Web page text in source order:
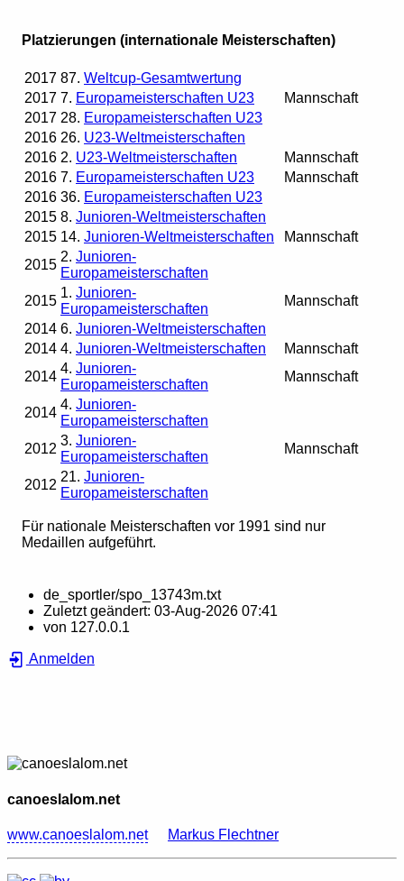
Platzierungen (internationale Meisterschaften)
2017 87. Weltcup-Gesamtwertung
2017 7. Europameisterschaften U23
Mannschaft
2017 28. Europameisterschaften U23
2016 26. U23-Weltmeisterschaften
2016 2. U23-Weltmeisterschaften
Mannschaft
2016 7. Europameisterschaften U23
Mannschaft
2016 36. Europameisterschaften U23
2015 8. Junioren-Weltmeisterschaften
2015 14. Junioren-Weltmeisterschaften
Mannschaft
2015
2. Junioren-
Europameisterschaften
2015
1. Junioren-
Europameisterschaften
Mannschaft
2014 6. Junioren-Weltmeisterschaften
2014 4. Junioren-Weltmeisterschaften
Mannschaft
2014
4. Junioren-
Europameisterschaften
Mannschaft
2014
4. Junioren-
Europameisterschaften
2012
3. Junioren-
Europameisterschaften
Mannschaft
2012
21. Junioren-
Europameisterschaften
Für nationale Meisterschaften vor 1991 sind nur
Medaillen aufgeführt.
de_sportler/spo_13743m.txt
Zuletzt geändert: 03-Aug-2026 07:41
von 127.0.0.1
Anmelden
canoeslalom.net
www.canoeslalom.net Markus Flechtner